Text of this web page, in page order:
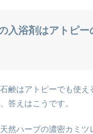
入浴剤はアトピー
鹸はアトピーでも使え
答えはこうです。
然ハーブの濃密カミツ